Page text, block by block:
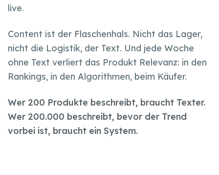
live.
Content ist der Flaschenhals. Nicht das Lager,
nicht die Logistik, der Text. Und jede Woche
ohne Text verliert das Produkt Relevanz: in den
Rankings, in den Algorithmen, beim Käufer.
Wer 200 Produkte beschreibt, braucht Texter.
Wer 200.000 beschreibt, bevor der Trend
vorbei ist, braucht ein System.